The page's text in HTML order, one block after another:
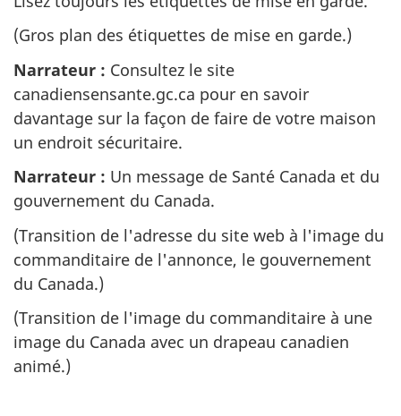
(Gros plan des étiquettes de mise en garde.)
Narrateur : Consultez le site
canadiensensante.gc.ca pour en savoir
davantage sur la façon de faire de votre maison
un endroit sécuritaire.
Narrateur : Un message de Santé Canada et du
gouvernement du Canada.
(Transition de l'adresse du site web à l'image du
commanditaire de l'annonce, le gouvernement
du Canada.)
(Transition de l'image du commanditaire à une
image du Canada avec un drapeau canadien
animé.)